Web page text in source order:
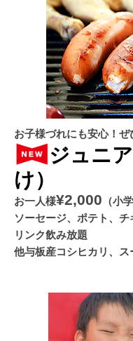
お子様づれにも安心！ぜ
ジュニ
け）
お一人様¥2,000 （小
ソーセージ、ポテト、
リンク飲み放題
他与板産コシヒカリ、